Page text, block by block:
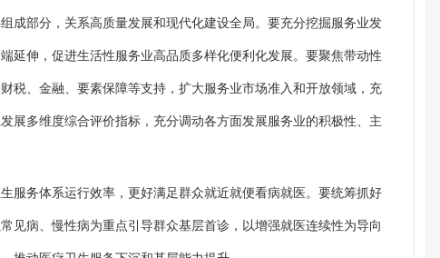
成部分，关系高质量发展和现代化建设全局。要充分挖掘服务业发
延伸，促进生活性服务业高品质多样化便利化发展。要聚焦带动性
税、金融、要素保障等支持，扩大服务业市场准入和开放领域，充
展多维度综合评价指标，充分调动各方面发展服务业的积极性、主
服务体系运行效率，更好满足群众就近就便看病就医。要统筹抓好
见病、慢性病为重点引导群众基层首诊，以增强就医连续性为导向